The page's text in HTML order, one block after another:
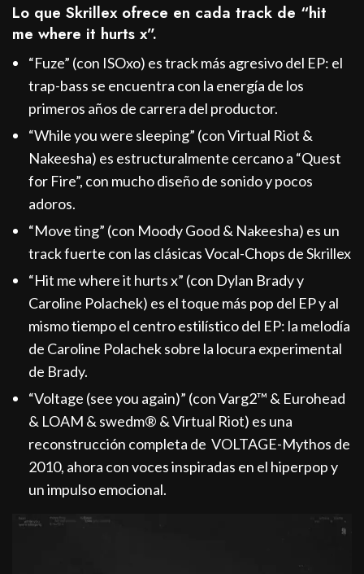
Lo que Skrillex ofrece en cada track de “hit
me where it hurts x”.
“Fuze” (con ISOxo) es track más agresivo del EP: el
trap-bass se encuentra con la energía de los
primeros años de carrera del productor.
“While you were sleeping” (con Virtual Riot &
Nakeesha) es estructuralmente cercano a “Quest
for Fire”, con mucho diseño de sonido y pocos
adoros.
“Move ting” (con Moody Good & Nakeesha) es un
track fuerte con las clásicas Vocal-Chops de Skrillex
“Hit me where it hurts x” (con Dylan Brady y
Caroline Polachek) es el toque más pop del EP y al
mismo tiempo el centro estilístico del EP: la melodía
de Caroline Polachek sobre la locura experimental
de Brady.
“Voltage (see you again)” (con Varg2™ & Eurohead
& LOAM & swedm® & Virtual Riot) es una
reconstrucción completa de VOLTAGE-Mythos de
2010, ahora con voces inspiradas en el hiperpop y
un impulso emocional.